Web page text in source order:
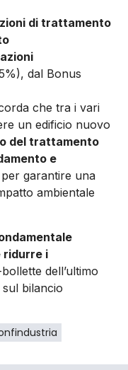
di trattamento
dal Bonus
che tra i vari
un edificio nuovo
del trattamento
e
garantire una
ambientale
ridurre i
dell’ultimo
bilancio